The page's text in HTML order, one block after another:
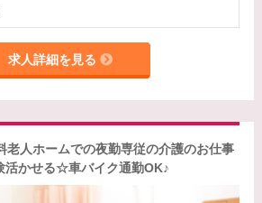
求人詳細を見る
老人ホームでの夜勤専従の介護のお仕事
かせる☆車バイク通勤OK♪